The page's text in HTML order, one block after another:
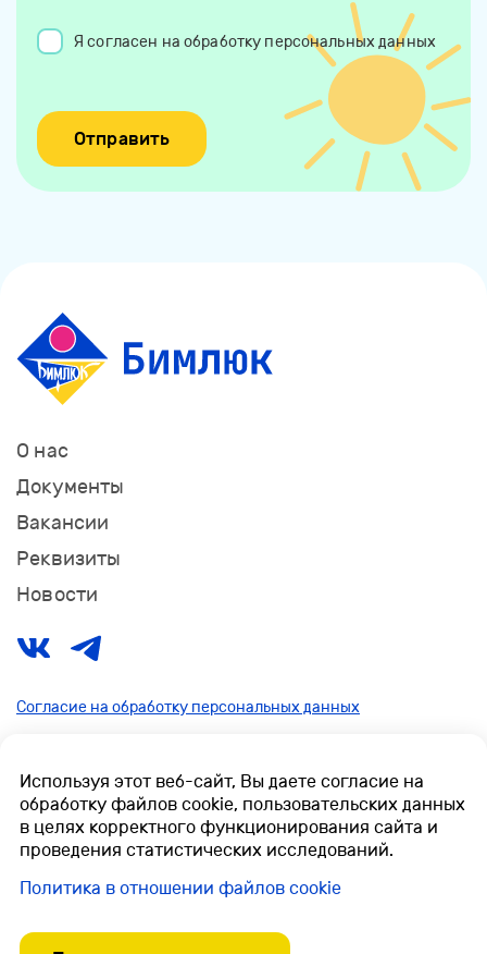
Я согласен на обработку персональных данных
О нас
Документы
Вакансии
Реквизиты
Новости
Согласие на обработку персональных данных
Политика в отношении файлов cookie
Независимая оценка качества условий оказания услуг
медицинскими организациями
© 2022 Официальный сайт ФГБУ ДС «Бимлюк»
Используя этот веб-сайт, Вы даете согласие на
обработку файлов cookie, пользовательских данных
в целях корректного функционирования сайта и
проведения статистических исследований.
Политика в отношении файлов cookie